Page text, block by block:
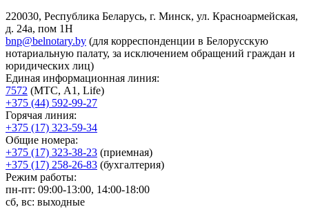
220030, Республика Беларусь, г. Минск, ул. Красноармейская,
д. 24а, пом 1Н
bnp@belnotary.by (для корреспонденции в Белорусскую
нотариальную палату, за исключением обращений граждан и
юридических лиц)
Единая информационная линия:
7572 (МТС, A1, Life)
+375 (44) 592-99-27
Горячая линия:
+375 (17) 323-59-34
Общие номера:
+375 (17) 323-38-23 (приемная)
+375 (17) 258-26-83 (бухгалтерия)
Режим работы:
пн-пт: 09:00-13:00, 14:00-18:00
сб, вс: выходные